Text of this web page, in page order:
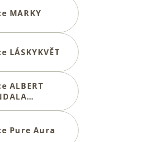
MARKY
LÁSKYKVĚT
ALBERT
Pure Aura